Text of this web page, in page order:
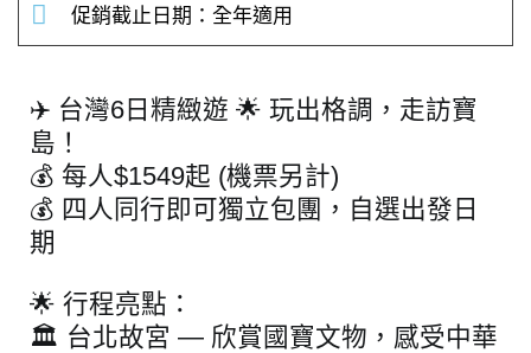
促銷截止日期：全年適用
✈️ 台灣6日精緻遊 🌟 玩出格調，走訪寶
島！
💰 每人$1549起 (機票另計)
💰 四人同行即可獨立包團，自選出發日
期
🌟 行程亮點：
🏛 台北故宮 — 欣賞國寶文物，感受中華